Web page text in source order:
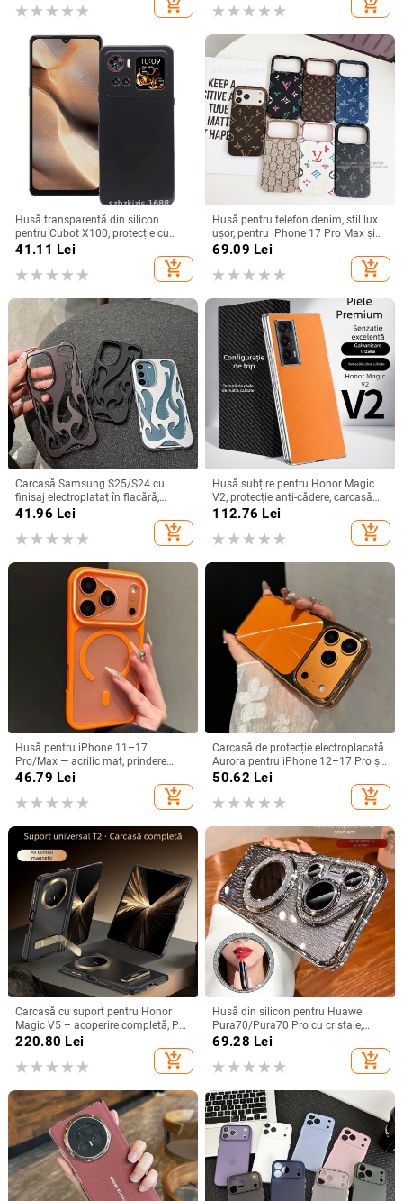
add_shopping_cart
(Pro/Max)
add_shopping_cart
Husă transparentă din silicon
pentru Cubot X100, protecție cu
acoperire totală
41.11 Lei
add_shopping_cart
Husă pentru telefon denim, stil lux
ușor, pentru iPhone 17 Pro Max și
iPhone 16, cu acoperire totală
69.09 Lei
add_shopping_cart
Carcasă Samsung S25/S24 cu
finisaj electroplatat în flacără,
design decupat, compatibilă cu
41.96 Lei
add_shopping_cart
Husă subțire pentru Honor Magic
V2, protecție anti-cădere, carcasă
dură pentru ecran pliabil, finisaj PU
112.76 Lei
add_shopping_cart
Husă pentru iPhone 11–17
Pro/Max — acrilic mat, prindere
magnetică, protecție anti-cadere,
46.79 Lei
add_shopping_cart
Carcasă de protecție electroplacată
Aurora pentru iPhone 12–17 Pro și
Pro Max, acoperire completă, anti-
50.62 Lei
add_shopping_cart
Carcasă cu suport pentru Honor
Magic V5 – acoperire completă, PC
mat, anti-cădere, anti-amprente
220.80 Lei
add_shopping_cart
Husă din silicon pentru Huawei
Pura70/Pura70 Pro cu cristale,
transparentă, estetică, suport
încorporat și disipare a căldurii
69.28 Lei
add_shopping_cart